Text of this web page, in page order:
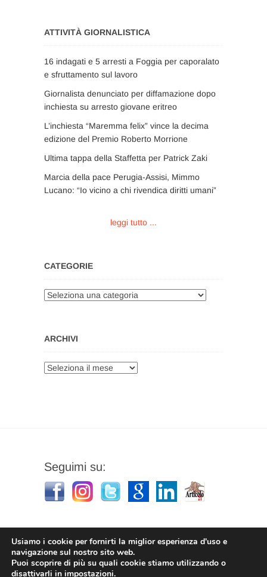
ATTIVITÀ GIORNALISTICA
16 indagati e 5 arresti a Foggia per caporalato
e sfruttamento sul lavoro
Giornalista denunciato per diffamazione dopo
inchiesta su arresto giovane eritreo
L’inchiesta “Maremma felix” vince la decima
edizione del Premio Roberto Morrione
Ultima tappa della Staffetta per Patrick Zaki
Marcia della pace Perugia-Assisi, Mimmo
Lucano: “Io vicino a chi rivendica diritti umani”
leggi tutto ...
CATEGORIE
Categorie
ARCHIVI
Archivi
Seguimi su:
Stefano Corradino
Usiamo i cookie per fornirti la miglior esperienza d'uso e
navigazione sul nostro sito web.
Puoi scoprire di più su quali cookie stiamo utilizzando o
disattivarli in impostazioni.